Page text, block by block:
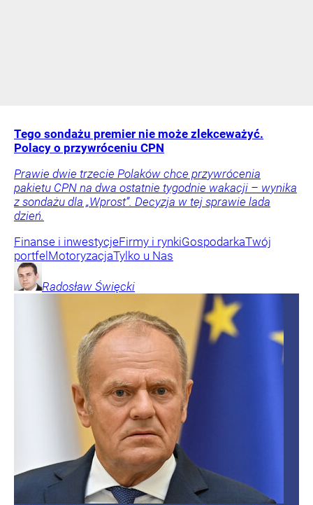
Tego sondażu premier nie może zlekceważyć.
Polacy o przywróceniu CPN
Prawie dwie trzecie Polaków chce przywrócenia
pakietu CPN na dwa ostatnie tygodnie wakacji – wynika
z sondażu dla „Wprost”. Decyzja w tej sprawie lada
dzień.
Finanse i inwestycjeFirmy i rynkiGospodarkaTwój
portfelMotoryzacjaTylko u Nas
Radosław Święcki